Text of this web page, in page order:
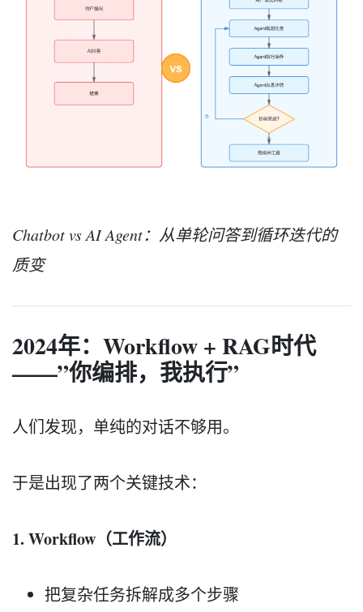
Chatbot vs AI Agent：从单轮问答到循环迭代的
质变
2024年：Workflow + RAG时代
——”你编排，我执行”
人们发现，单纯的对话不够用。
于是出现了两个关键技术：
1. Workflow（工作流）
把复杂任务拆解成多个步骤